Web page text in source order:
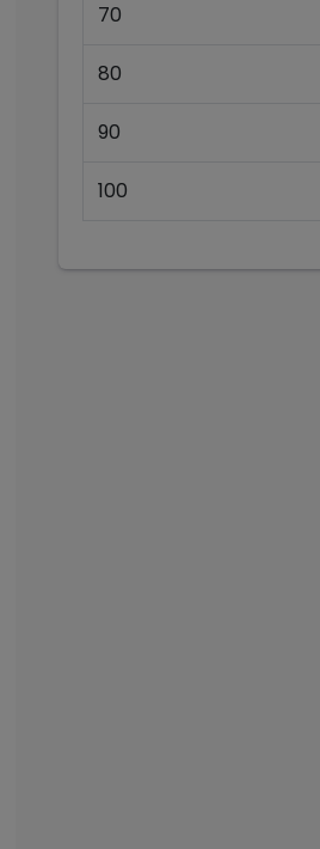
70
80
90
100